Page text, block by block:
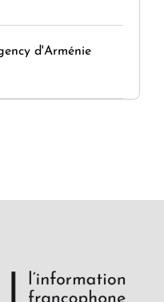
d'Arménie